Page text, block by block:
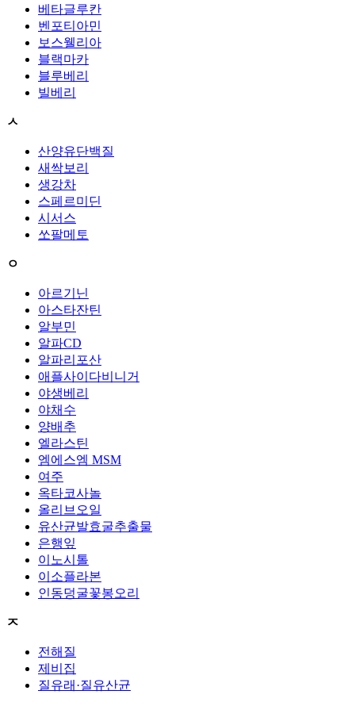
베타글루칸
벤포티아민
보스웰리아
블랙마카
블루베리
빌베리
ㅅ
산양유단백질
새싹보리
생강차
스페르미딘
시서스
쏘팔메토
ㅇ
아르기닌
아스타잔틴
알부민
알파CD
알파리포산
애플사이다비니거
야생베리
야채수
양배추
엘라스틴
엠에스엠 MSM
여주
옥타코사놀
올리브오일
유산균발효굴추출물
은행잎
이노시톨
이소플라본
인동덩굴꽃봉오리
ㅈ
전해질
제비집
질유래·질유산균